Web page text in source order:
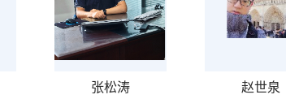
张松涛 赵世泉